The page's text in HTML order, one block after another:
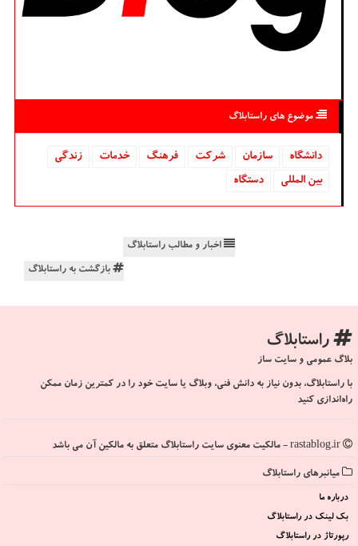
موضوع های راستابلاگ
دانشگاه‌ سازمان شركت فرهنگ خدمات
زندگی
بین المللی
دستگاه
اخبار و مطالب راستابلاگ
بازگشت به راستابلاگ
راستابلاگ
بلاگ عمومی و سایت ساز
با راستابلاگ، بدون نیاز به دانش فنی، وبلاگ یا سایت خود را در کمترین زمان ممکن
راه‌اندازی کنید
میانبرهای راستابلاگ
درباره ما
بک لینک در راستابلاگ
رپورتاژ در راستابلاگ